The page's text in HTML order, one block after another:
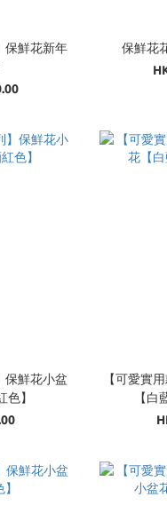
保鮮花新年
保鮮花
保鮮花小盆
】
【可愛實
【白